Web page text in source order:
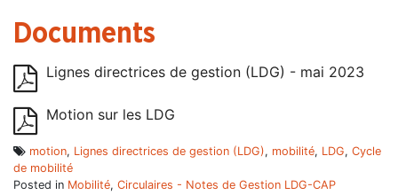
Documents
Lignes directrices de gestion (LDG) - mai 2023
Motion sur les LDG
motion, Lignes directrices de gestion (LDG), mobilité, LDG, Cycle
de mobilité
Posted in Mobilité, Circulaires - Notes de Gestion LDG-CAP